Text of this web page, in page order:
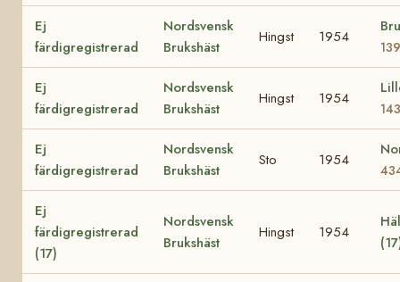
Ej
färdigregistrerad
Nordsvensk
Brukshäst
Hingst 1954
Ej
färdigregistrerad
Nordsvensk
Brukshäst
Hingst 1954
Ej
färdigregistrerad
Nordsvensk
Brukshäst
Sto 1954
Ej
färdigregistrerad
(17)
Nordsvensk
Brukshäst
Hingst 1954